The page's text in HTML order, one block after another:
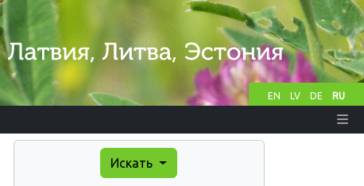
EN LV DE RU
Искать